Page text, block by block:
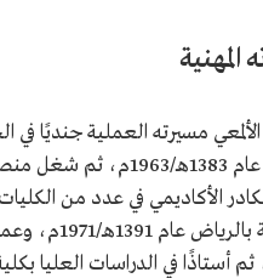
الميلاد
بمصر.
دكتوراه في التفسير وعلوم
الأزهر.
ديوان الألمعيات.
المهنية
الألمعي مسيرته العملية جنديًا
العلمي عام
الأكاديمي في عدد من
الشريعة
أستاذًا في الدراسات العليا